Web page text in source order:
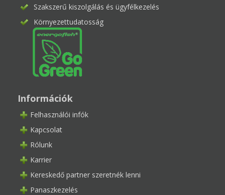
Szakszerű kiszolgálás és ügyfélkezelés
Környezettudatosság
Információk
Felhasználói infók
Kapcsolat
Rólunk
Karrier
Kereskedő partner szeretnék lenni
Panaszkezelés